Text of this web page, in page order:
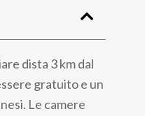
dista 3 km dal
gratuito e un
Le camere